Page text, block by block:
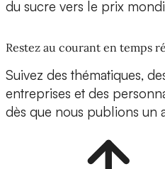
du sucre vers le prix
Restez au courant en temps
Suivez des thématiques,
entreprises et des
dès que nous publions un